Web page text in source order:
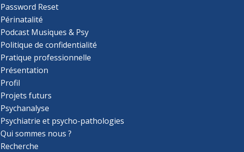
Password Reset
Périnatalité
Podcast Musiques & Psy
Politique de confidentialité
Pratique professionnelle
Présentation
Profil
Projets futurs
Psychanalyse
Psychiatrie et psycho-pathologies
Qui sommes nous ?
Recherche